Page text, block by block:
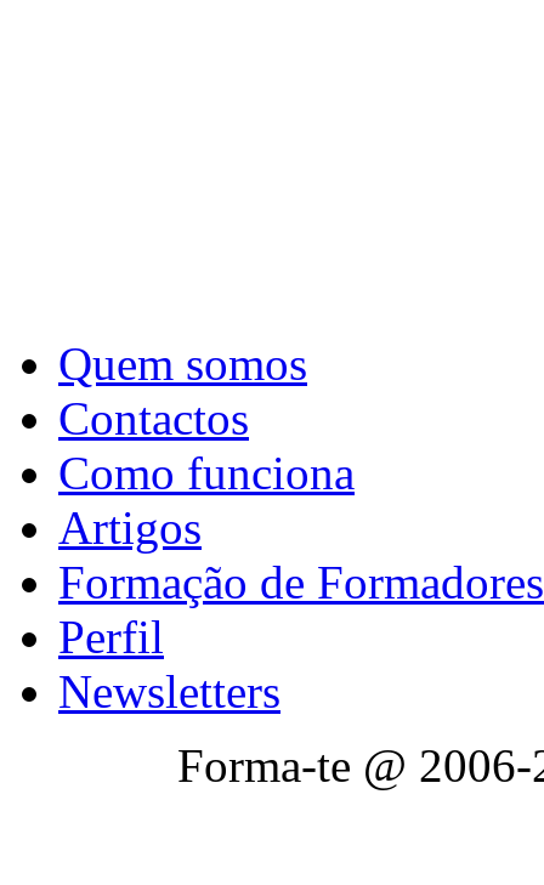
Quem somos
Contactos
Como funciona
Artigos
Formação de Formadores
Perfil
Newsletters
Forma-te @